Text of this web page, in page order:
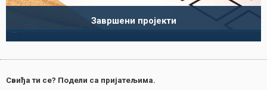
Завршени пројекти
Свиђа ти се? Подели са пријатељима.